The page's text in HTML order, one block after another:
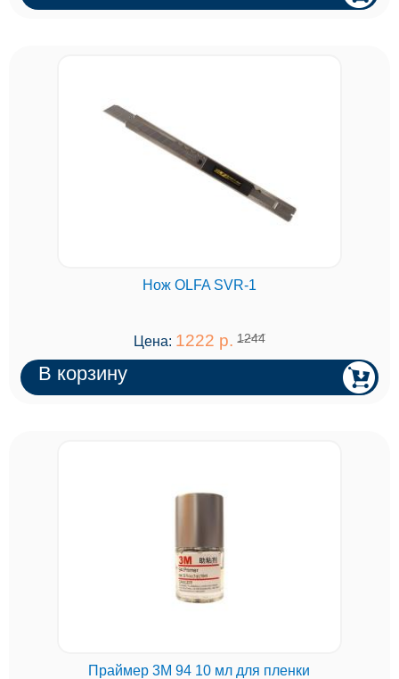
Нож OLFA SVR-1
Цена: 1222 р. 1244
В корзину
Праймер 3M 94 10 мл для пленки